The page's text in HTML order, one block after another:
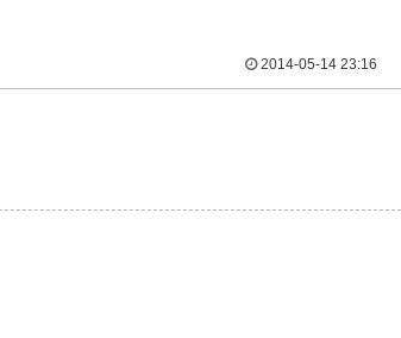
2014-05-14 23:16